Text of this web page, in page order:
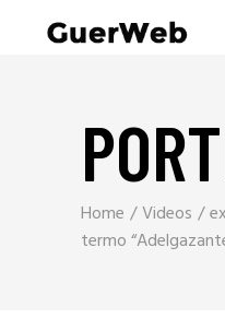
Home Videos
termo